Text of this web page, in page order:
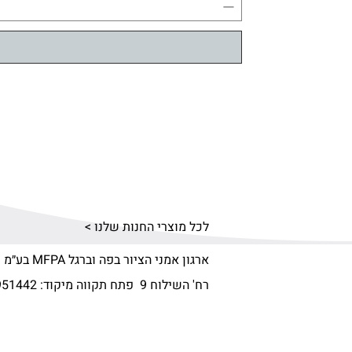
לכל מוצרי החנות שלנו >
ארגון אמני הציור בפה וברגל MFPA בע״מ
רח' השילוח 9 פתח תקווה מיקוד: